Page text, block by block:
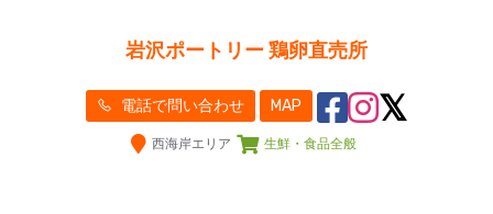
岩沢ポートリー 鶏卵直売所
電話で問い合わせ MAP
西海岸エリア 生鮮・食品全般